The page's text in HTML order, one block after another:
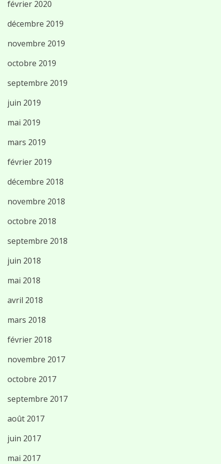
février 2020
décembre 2019
novembre 2019
octobre 2019
septembre 2019
juin 2019
mai 2019
mars 2019
février 2019
décembre 2018
novembre 2018
octobre 2018
septembre 2018
juin 2018
mai 2018
avril 2018
mars 2018
février 2018
novembre 2017
octobre 2017
septembre 2017
août 2017
juin 2017
mai 2017